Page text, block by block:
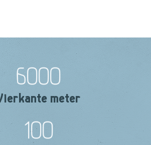
6000
meter
100